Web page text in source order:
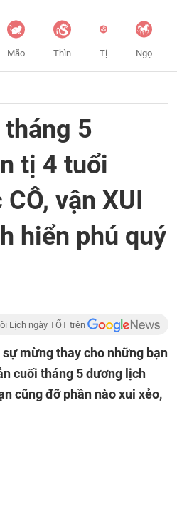
Mão Thìn Tị Ngọ
5
tị 4 tuổi
vận XUI
hiển phú quý
Lịch ngày TỐT trên
mừng thay cho những bạn
cuối tháng 5 dương lịch
cũng đỡ phần nào xui xẻo,